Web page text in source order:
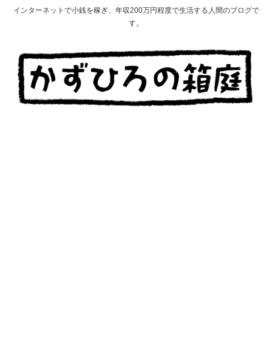
インターネットで小銭を稼ぎ、年収200万円程度で生活する人間のブログで
す。